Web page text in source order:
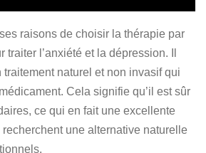
raisons de choisir la thérapie par
traiter l’anxiété et la dépression. Il
traitement naturel et non invasif qui
Cela signifie qu’il est sûr
ce qui en fait une excellente
une alternative naturelle